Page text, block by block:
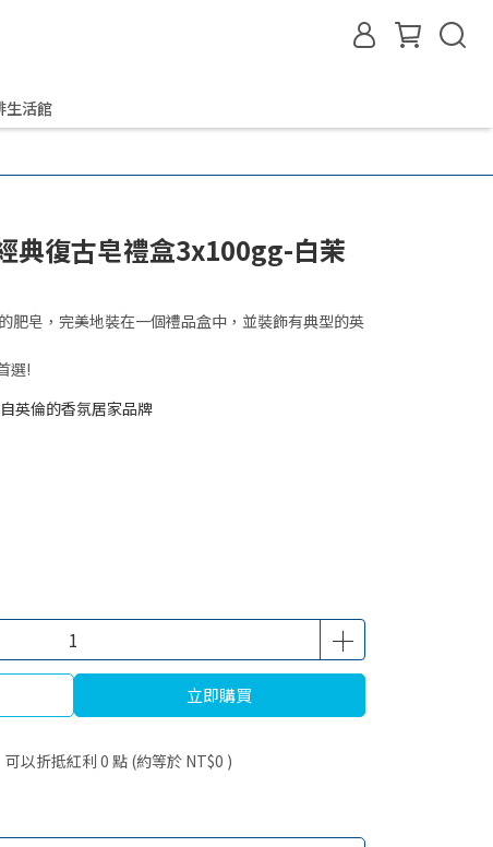
生活館
典復古皂禮盒3x100gg-白茉
肥皂，完美地裝在一個禮品盒中，並裝飾有典型的英
選!
英倫的香氛居家品牌
立即購買
可以折抵紅利0 點 (約等於 NT$0 )